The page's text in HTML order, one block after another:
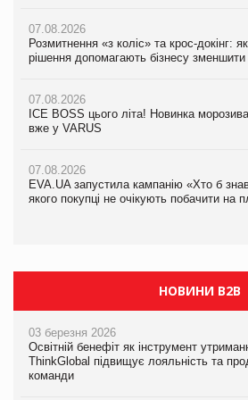
07.08.2026
Розмитнення «з коліс» та крос-докінг: як
рішення допомагають бізнесу зменшити
07.08.2026
ICE BOSS цього літа! Новинка
вже у VARUS
07.08.2026
EVA.UA запустила кампанію «Хто б
якого покупці не очікують побачити на
07.08.2026
Розмитнення «з коліс» та крос-докінг: як
рішення допомагають бізнесу зменшити
07.08.2026
ICE BOSS цього літа! Новинка
вже у VARUS
07.08.2026
EVA.UA запустила кампанію «Хто б
якого покупці не очікують побачити на
07.08.2026
Kraft Heinz скоротила збиток у першому
Продажі Hugo Boss впали на 9%
НОВИНИ B2B
03 березня 2026
Освітній бенефіт як інструмент
ThinkGlobal підвищує лояльність та
команди